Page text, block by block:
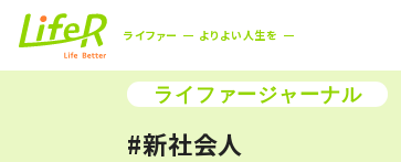
ライファー よりよい人生を
ライファージャーナル
#新社会人